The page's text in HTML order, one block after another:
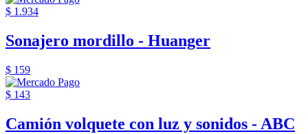
$ 1.934
Sonajero mordillo - Huanger
$ 159
$ 143
Camión volquete con luz y sonidos - ABC